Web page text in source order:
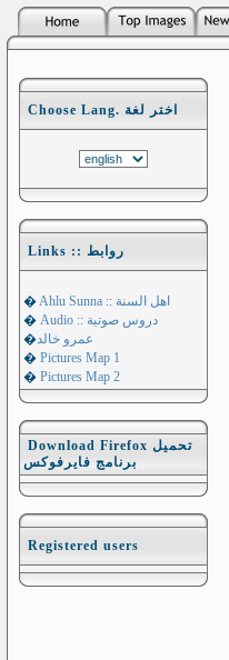
Choose Lang. اختر لغة
Links :: روابط
�
Ahlu Sunna :: اهل السنة
�
Audio :: دروس صوتية
�عمرو خالد
� Pictures Map 1
� Pictures Map 2
Download Firefox تحميل
برنامج فايرفوكس
Registered users